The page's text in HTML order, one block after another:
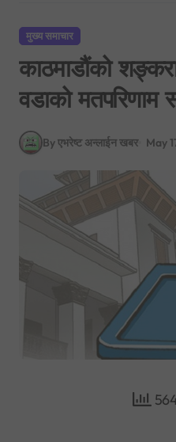
मुख्य समाचार
काठमाडौंको
वडाको मतपरिणाम
By एभरेष्ट अन्लाईन खबर May